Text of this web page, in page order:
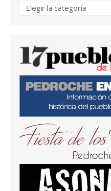
Temas